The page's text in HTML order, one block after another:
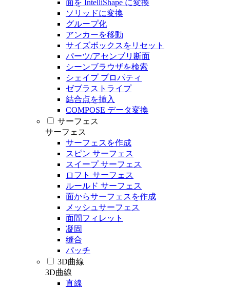
面を IntelliShape に変換
ソリッドに変換
グループ化
アンカーを移動
サイズボックスをリセット
パーツ/アセンブリ断面
シーンブラウザを検索
シェイプ プロパティ
ゼブラストライプ
結合点を挿入
COMPOSE データ変換
サーフェス
サーフェス
サーフェスを作成
スピン サーフェス
スイープ サーフェス
ロフト サーフェス
ルールド サーフェス
面からサーフェスを作成
メッシュサーフェス
面間フィレット
凝固
縫合
パッチ
3D曲線
3D曲線
直線